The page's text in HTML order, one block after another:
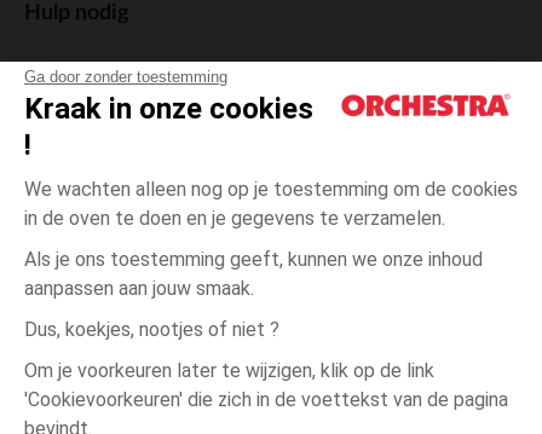
Ga door zonder toestemming
Kraak in onze cookies
!
We wachten alleen nog op je toestemming om de cookies
in de oven te doen en je gegevens te verzamelen.
Als je ons toestemming geeft, kunnen we onze inhoud
aanpassen aan jouw smaak.
Dus, koekjes, nootjes of niet ?
Om je voorkeuren later te wijzigen, klik op de link
'Cookievoorkeuren' die zich in de voettekst van de pagina
bevindt.
Zwart Zwart XS
Hulp nodig
Algemene verkoopsvoorwaarden
Wettelijke bepalingen
Persoonsgegevens